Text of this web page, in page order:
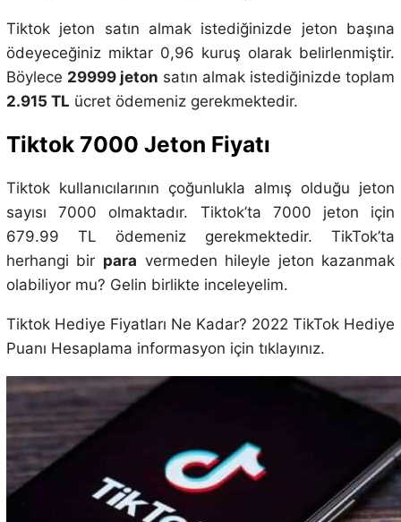
Tiktok jeton satın almak istediğinizde jeton başına
ödeyeceğiniz miktar 0,96 kuruş olarak belirlenmiştir.
Böylece 29999 jeton satın almak istediğinizde toplam
2.915 TL ücret ödemeniz gerekmektedir.
Tiktok 7000 Jeton Fiyatı
Tiktok kullanıcılarının çoğunlukla almış olduğu jeton
sayısı 7000 olmaktadır. Tiktok’ta 7000 jeton için
679.99 TL ödemeniz gerekmektedir. TikTok’ta
herhangi bir para vermeden hileyle jeton kazanmak
olabiliyor mu? Gelin birlikte inceleyelim.
Tiktok Hediye Fiyatları Ne Kadar? 2022 TikTok Hediye
Puanı Hesaplama informasyon için tıklayınız.